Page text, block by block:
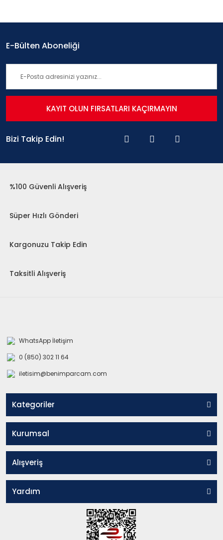
E-Bülten Aboneliği
KAYIT OLUN FIRSATLARI KAÇIRMAYIN
Bizi Takip Edin!
%100 Güvenli Alışveriş
Süper Hızlı Gönderi
Kargonuzu Takip Edin
Taksitli Alışveriş
WhatsApp İletişim
0 (850) 302 11 64
iletisim@benimparcam.com
Kategoriler
Kurumsal
Alışveriş
Yardım